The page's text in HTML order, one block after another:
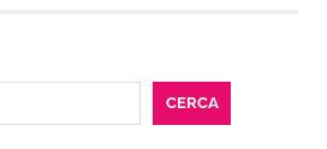
CERCA